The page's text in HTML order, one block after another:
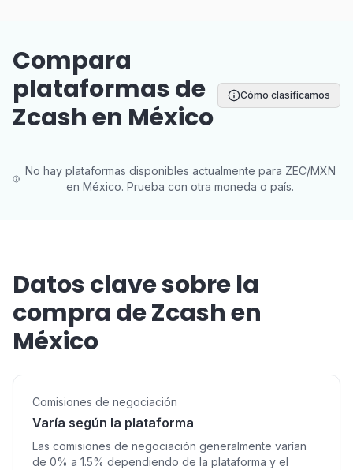
Compara
plataformas de
Zcash en México
Cómo clasificamos
No hay plataformas disponibles actualmente para ZEC/MXN
en México. Prueba con otra moneda o país.
Datos clave sobre la
compra de Zcash en
México
Comisiones de negociación
Varía según la plataforma
Las comisiones de negociación generalmente varían
de 0% a 1.5% dependiendo de la plataforma y el